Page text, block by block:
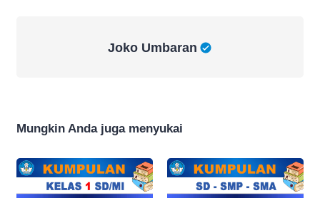
Joko Umbaran
Mungkin Anda juga menyukai